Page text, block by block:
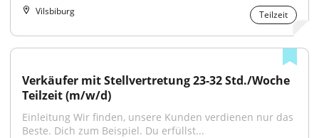
Vilsbiburg Teilzeit
Verkäufer mit Stellvertretung 23-32 Std./Woche
Teilzeit (m/w/d)
Einleitung Wir finden, unsere Kunden verdienen nur das
Beste. Dich zum Beispiel. Du erfüllst...